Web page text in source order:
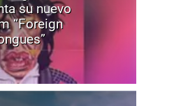
su nuevo
“Foreign